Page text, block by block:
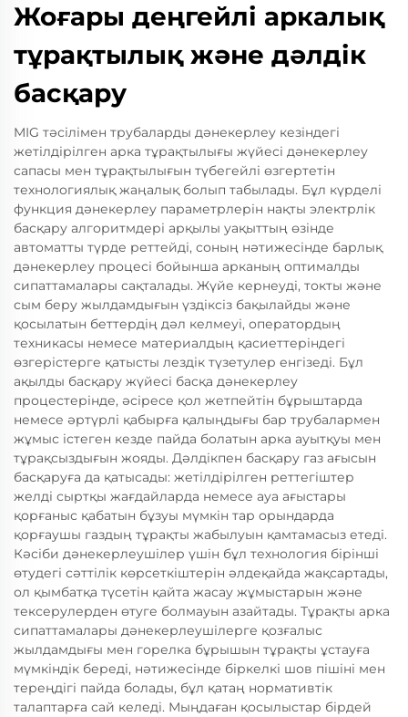
Жоғары деңгейлі аркалық
тұрақтылық және дәлдік
басқару
MIG тәсілімен трубаларды дәнекерлеу кезіндегі
жетілдірілген арка тұрақтылығы жүйесі дәнекерлеу
сапасы мен тұрақтылығын түбегейлі өзгертетін
технологиялық жаңалық болып табылады. Бұл күрделі
функция дәнекерлеу параметрлерін нақты электрлік
басқару алгоритмдері арқылы уақыттың өзінде
автоматты түрде реттейді, соның нәтижесінде барлық
дәнекерлеу процесі бойынша арканың оптималды
сипаттамалары сақталады. Жүйе кернеуді, токты және
сым беру жылдамдығын үздіксіз бақылайды және
қосылатын беттердің дәл келмеуі, оператордың
техникасы немесе материалдың қасиеттеріндегі
өзгерістерге қатысты лездік түзетулер енгізеді. Бұл
ақылды басқару жүйесі басқа дәнекерлеу
процестерінде, әсіресе қол жетпейтін бұрыштарда
немесе әртүрлі қабырға қалыңдығы бар трубалармен
жұмыс істеген кезде пайда болатын арка ауытқуы мен
тұрақсыздығын жояды. Дәлдікпен басқару газ ағысын
басқаруға да қатысады: жетілдірілген реттегіштер
желді сыртқы жағдайларда немесе ауа ағыстары
қорғаныс қабатын бұзуы мүмкін тар орындарда
қорғаушы газдың тұрақты жабылуын қамтамасыз етеді.
Кәсіби дәнекерлеушілер үшін бұл технология бірінші
өтудегі сәттілік көрсеткіштерін әлдеқайда жақсартады,
ол қымбатқа түсетін қайта жасау жұмыстарын және
тексерулерден өтуге болмауын азайтады. Тұрақты арка
сипаттамалары дәнекерлеушілерге қозғалыс
жылдамдығы мен горелка бұрышын тұрақты ұстауға
мүмкіндік береді, нәтижесінде біркелкі шов пішіні мен
тереңдігі пайда болады, бұл қатаң нормативтік
талаптарға сай келеді. Мыңдаған қосылыстар бірдей